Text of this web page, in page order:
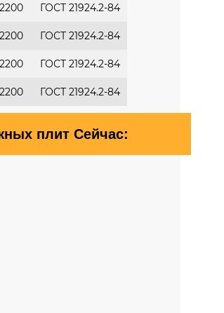
2200 ГОСТ 21924.2-84
2200 ГОСТ 21924.2-84
2200 ГОСТ 21924.2-84
2200 ГОСТ 21924.2-84
плит Сейчас: